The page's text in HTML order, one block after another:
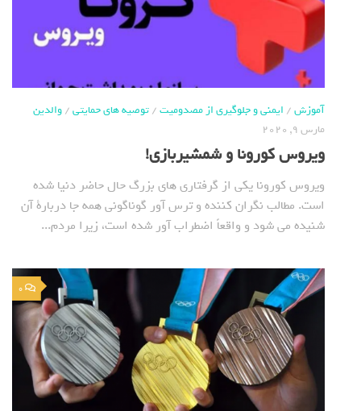
آموزش/ایمنی و جلوگیری از مصدومیت/توصیه های حمایتی/والدین
مارس 9, 2020
ویروس کورونا و شمشیربازی!
ویروس کورونا یکی از گرفتاری های بزرگ حال حاضر دنیا شده
است. مطالب نگران کننده و ترس آور گوناگونی همه جا دربارة آن
شنیده می شود و واقعاً اضطراب آور شده است، زیرا مردم...
0